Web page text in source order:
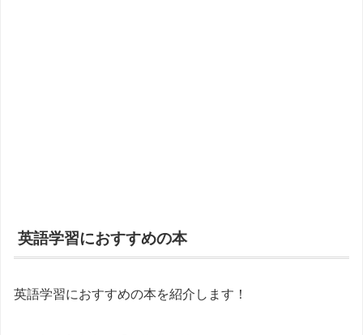
英語学習におすすめの本
英語学習におすすめの本を紹介します！